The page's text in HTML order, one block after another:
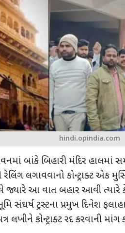
hindi.opindia.com
બાંકે બિહારી મંદિર
રેલિંગ લગાવવાનો કોન્ટ્રાક્ટ એક
આ વાત બહાર આવી ત્યારે
સંઘર્ષ ટ્રસ્ટના પ્રમુખ દિનેશ
લખીને કોન્ટ્રાક્ટ રદ કરવાની માંગ